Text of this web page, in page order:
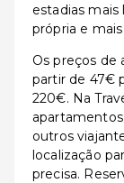
estadias
própria e
Os preços de
partir de 47€
220€. Na
outros
localização
precisa.